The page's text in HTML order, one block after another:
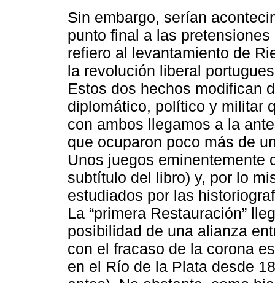
Sin embargo, serían
punto final a las
refiero al levantamiento de
la revolución liberal
Estos dos hechos modifican
diplomático, político y militar
con ambos llegamos a la
que ocuparon poco más de
Unos juegos eminentemente
subtítulo del libro) y, por lo
estudiados por las
La “primera Restauración”
posibilidad de una alianza
con el fracaso de la corona
en el Río de la Plata desde